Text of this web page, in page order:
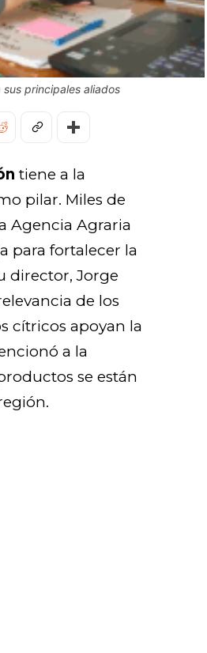
principales aliados
tiene a la
pilar. Miles de
Agencia Agraria
para fortalecer la
director, Jorge
de los
cítricos apoyan la
a la
se están